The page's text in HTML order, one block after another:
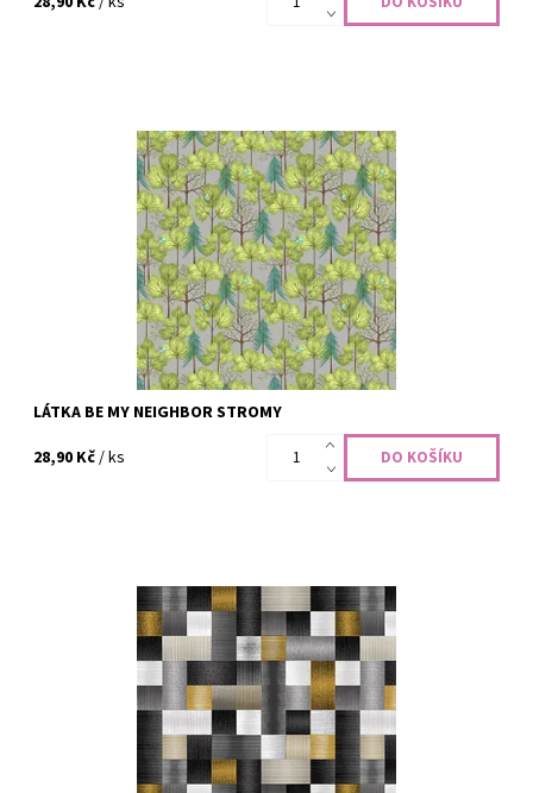
100% bavlna, šíře 110 cm
Skladem
CODE-2464
Windham Fabrics
LÁTKA BE MY NEIGHBOR STROMY
28,90 Kč/ ks
100% bavlna, šíře 110 cm
Skladem
CODE-2456
Henry Glass Fabrics